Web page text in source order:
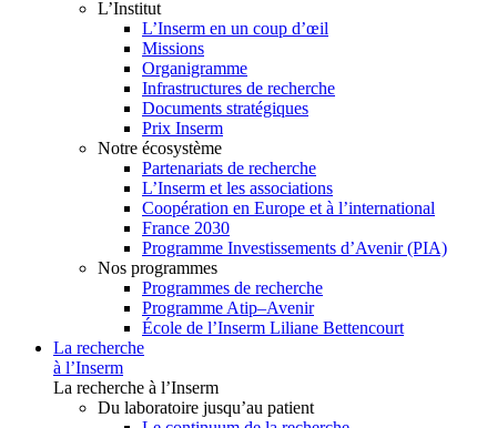
L’Institut
L’Inserm en un coup d’œil
Missions
Organigramme
Infrastructures de recherche
Documents stratégiques
Prix Inserm
Notre écosystème
Partenariats de recherche
L’Inserm et les associations
Coopération en Europe et à l’international
France 2030
Programme Investissements d’Avenir (PIA)
Nos programmes
Programmes de recherche
Programme Atip–Avenir
École de l’Inserm Liliane Bettencourt
La recherche
à l’Inserm
La recherche à l’Inserm
Du laboratoire jusqu’au patient